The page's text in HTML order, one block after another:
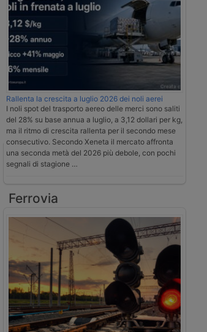
Rallenta la crescita a luglio 2026 dei noli aerei
I noli spot del trasporto aereo delle merci sono saliti
del 28% su base annua a luglio, a 3,12 dollari per kg,
ma il ritmo di crescita rallenta per il secondo mese
consecutivo. Secondo Xeneta il mercato affronta
una seconda metà del 2026 più debole, con pochi
segnali di stagione …
Ferrovia